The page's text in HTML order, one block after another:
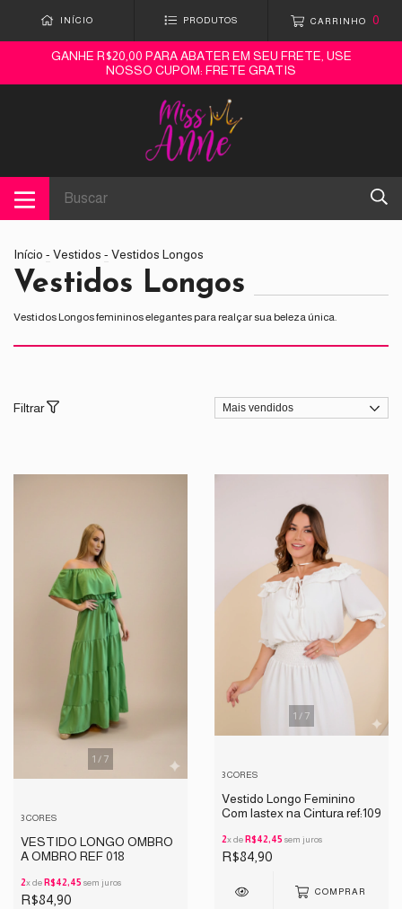
INÍCIO PRODUTOS CARRINHO 0
GANHE R$20,00 PARA ABATER EM SEU FRETE, USE
NOSSO CUPOM: FRETE GRATIS
Início - Vestidos - Vestidos Longos
Vestidos Longos
Vestidos Longos femininos elegantes para realçar sua beleza única.
Filtrar
1 / 7
3 CORES
VESTIDO LONGO OMBRO
A OMBRO REF 018
2x de R$42,45 sem juros
R$84,90
1 / 7
3 CORES
Vestido Longo Feminino
Com lastex na Cintura ref:109
2x de R$42,45 sem juros
R$84,90
COMPRAR